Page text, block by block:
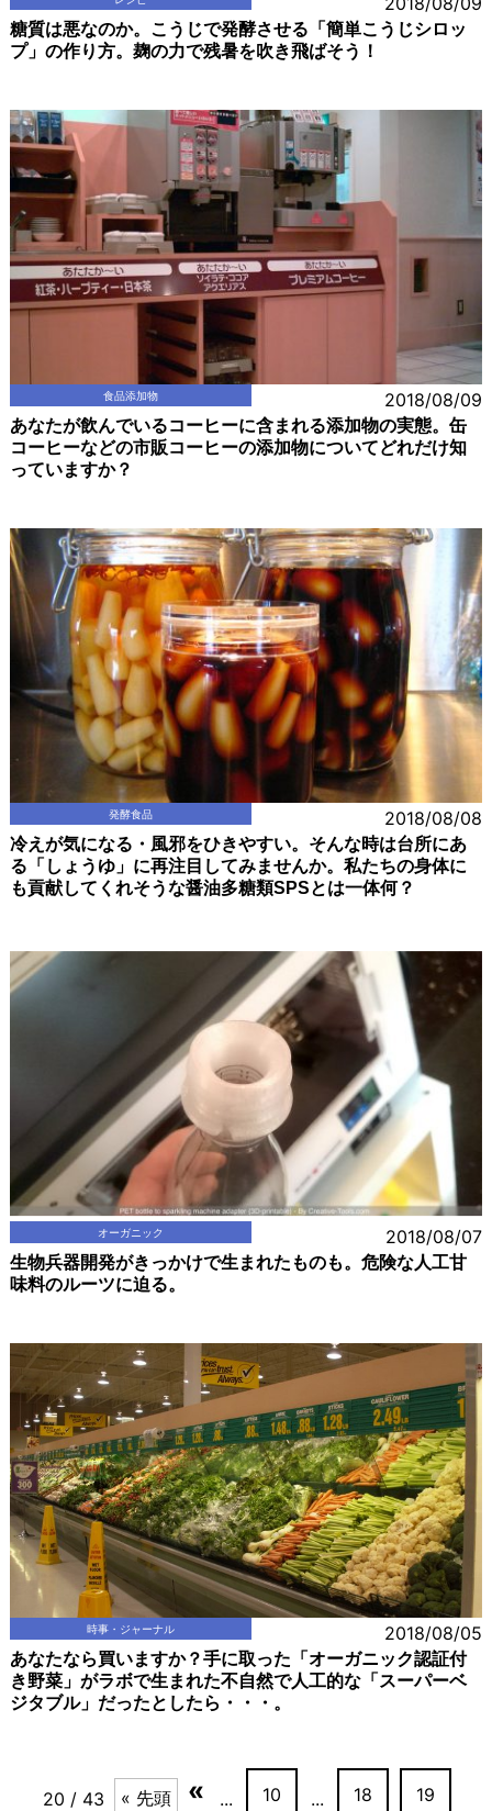
糖質は悪なのか。こうじで発酵させる「簡単こうじシロッ
プ」の作り方。麹の力で残暑を吹き飛ばそう！
食品添加物 2018/08/09
あなたが飲んでいるコーヒーに含まれる添加物の実態。缶
コーヒーなどの市販コーヒーの添加物についてどれだけ知
っていますか？
発酵食品 2018/08/08
冷えが気になる・風邪をひきやすい。そんな時は台所にあ
る「しょうゆ」に再注目してみませんか。私たちの身体に
も貢献してくれそうな醤油多糖類SPSとは一体何？
オーガニック 2018/08/07
生物兵器開発がきっかけで生まれたものも。危険な人工甘
味料のルーツに迫る。
時事・ジャーナル 2018/08/05
あなたなら買いますか？手に取った「オーガニック認証付
き野菜」がラボで生まれた不自然で人工的な「スーパーベ
ジタブル」だったとしたら・・・。
20 / 43 « 先頭 « ... 10 ... 18 19